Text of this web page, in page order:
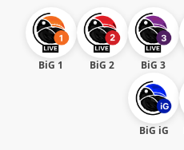
BiG 1 BiG 2 BiG 3
BiG iG